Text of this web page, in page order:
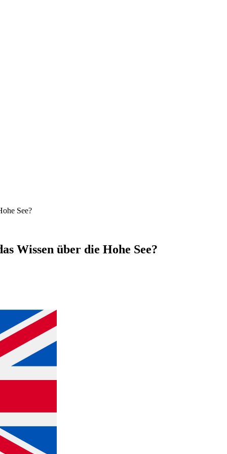
See?
Wissen über die Hohe See?